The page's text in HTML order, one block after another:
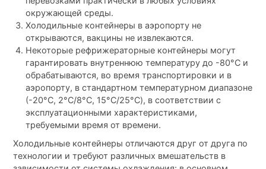
окружающей среды.
Холодильные контейнеры в аэропорту не
открываются, вакцины не извлекаются.
Некоторые рефрижераторные контейнеры могут
гарантировать внутреннюю температуру до -80°C и
обрабатываются, во время транспортировки и в
аэропорту, в стандартном температурном диапазоне
(-20°C, 2°C/8°C, 15°C/25°C), в соответствии с
эксплуатационными характеристиками,
требуемыми время от времени.
Холодильные контейнеры отличаются друг от друга по
технологии и требуют различных вмешательств в